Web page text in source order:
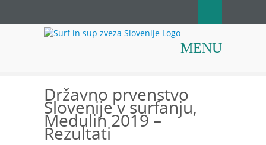
Surf in sup zveza
Slovenije
MENU
Državno prvenstvo
Slovenije v surfanju,
Medulin 2019 –
Rezultati